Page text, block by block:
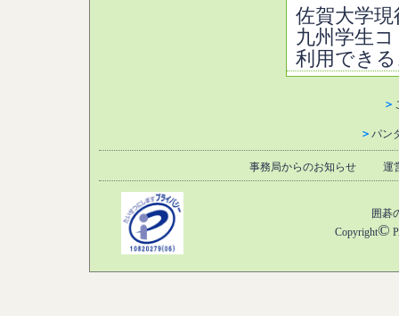
佐賀大学
九州学生
利用でき
＞
＞ パン
事務局からのお知らせ 運
囲碁
Copyright©